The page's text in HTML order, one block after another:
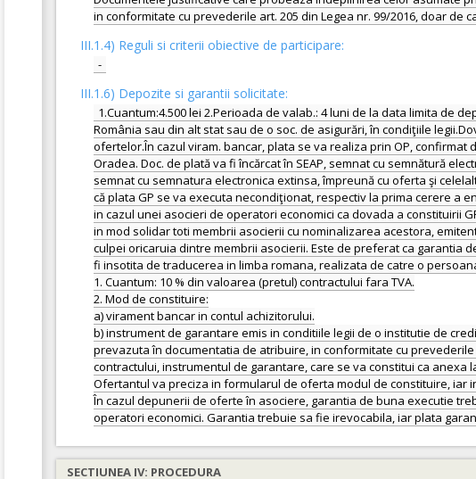
III.1.4) Reguli si criterii obiective de participare:
-
III.1.6) Depozite si garantii solicitate:
1.Cuantum:4.500 lei 2.Perioada de valab.: 4 luni de la data limita de
România sau din alt stat sau de o soc. de asigurări, în condiţiile
ofertelor.În cazul viram. bancar, plata se va realiza prin OP, confirmat
Oradea. Doc. de plată va fi încărcat în SEAP, semnat cu semnătură
semnat cu semnatura electronica extinsa, împreună cu oferta şi
că plata GP se va executa necondiţionat, respectiv la prima cerere
in cazul unei asocieri de operatori economici ca dovada a constituirii
in mod solidar toti membrii asocierii cu nominalizarea acestora,
culpei oricaruia dintre membrii asocierii. Este de preferat ca garantia
fi insotita de traducerea in limba romana, realizata de catre o
1. Cuantum: 10 % din valoarea (pretul) contractului fara TVA.
2. Mod de constituire:
a) virament bancar in contul achizitorului.
b) instrument de garantare emis in conditiile legii de o institutie de
prevazuta în documentatia de atribuire, in conformitate cu
contractului, instrumentul de garantare, care se va constitui ca anexa
Ofertantul va preciza in formularul de oferta modul de constituire, iar
În cazul depunerii de oferte în asociere, garantia de buna executie
SECTIUNEA IV: PROCEDURA